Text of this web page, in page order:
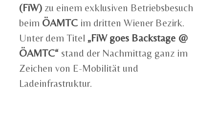
(FiW) zu einem exklusiven Betriebsbesuch
beim ÖAMTC im dritten Wiener Bezirk.
Unter dem Titel „FiW goes Backstage @
ÖAMTC“ stand der Nachmittag ganz im
Zeichen von E-Mobilität und
Ladeinfrastruktur.